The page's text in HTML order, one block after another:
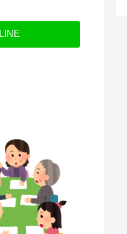
LINE